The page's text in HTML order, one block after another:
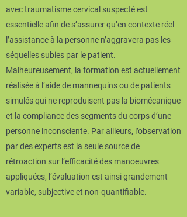
avec traumatisme cervical suspecté est
essentielle afin de s’assurer qu’en contexte réel
l’assistance à la personne n’aggravera pas les
séquelles subies par le patient.
Malheureusement, la formation est actuellement
réalisée à l’aide de mannequins ou de patients
simulés qui ne reproduisent pas la biomécanique
et la compliance des segments du corps d’une
personne inconsciente. Par ailleurs, l’observation
par des experts est la seule source de
rétroaction sur l’efficacité des manoeuvres
appliquées, l’évaluation est ainsi grandement
variable, subjective et non-quantifiable.